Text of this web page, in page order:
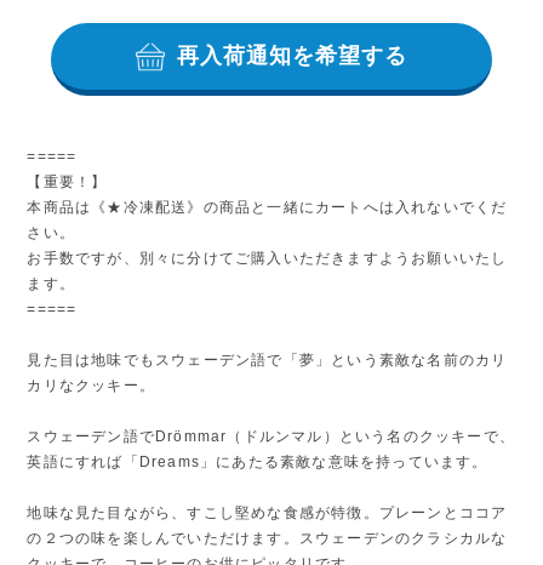
再入荷通知を希望する
=====
【重要！】
本商品は《★冷凍配送》の商品と一緒にカートへは入れないでくだ
さい。
お手数ですが、別々に分けてご購入いただきますようお願いいたし
ます。
=====
見た目は地味でもスウェーデン語で「夢」という素敵な名前のカリ
カリなクッキー。
スウェーデン語でDrömmar（ドルンマル）という名のクッキーで、
英語にすれば「Dreams」にあたる素敵な意味を持っています。
地味な見た目ながら、すこし堅めな食感が特徴。プレーンとココア
の２つの味を楽しんでいただけます。スウェーデンのクラシカルな